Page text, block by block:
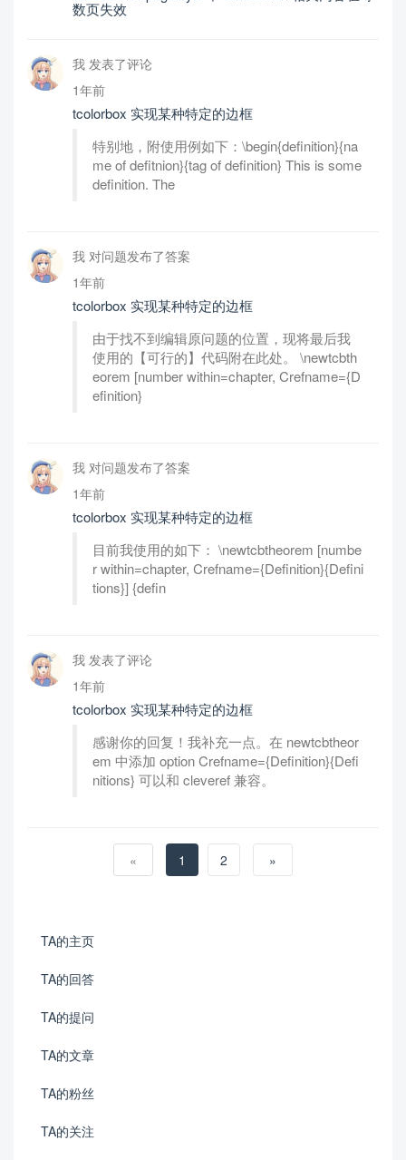
数页失效
我 发表了评论
1年前
tcolorbox 实现某种特定的边框
特别地，附使用例如下：\begin{definition}{na
me of defitnion}{tag of definition} This is some
definition. The
我 对问题发布了答案
1年前
tcolorbox 实现某种特定的边框
由于找不到编辑原问题的位置，现将最后我
使用的【可行的】代码附在此处。 \newtcbth
eorem [number within=chapter, Crefname={D
efinition}
我 对问题发布了答案
1年前
tcolorbox 实现某种特定的边框
目前我使用的如下： \newtcbtheorem [numbe
r within=chapter, Crefname={Definition}{Defini
tions}] {defin
我 发表了评论
1年前
tcolorbox 实现某种特定的边框
感谢你的回复！我补充一点。在 newtcbtheor
em 中添加 option Crefname={Definition}{Defi
nitions} 可以和 cleveref 兼容。
« 1 2 »
TA的主页
TA的回答
TA的提问
TA的文章
TA的粉丝
TA的关注